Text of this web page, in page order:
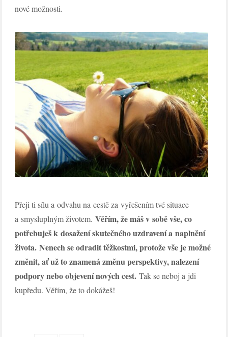
nové možnosti.
Přeji ti sílu a odvahu na cestě za vyřešením tvé situace
a smysluplným životem.Věřím, že máš v sobě vše, co
potřebuješ k dosažení skutečného uzdravení a naplnění
života. Nenech se odradit těžkostmi, protože vše je možné
změnit, ať už to znamená změnu perspektivy, nalezení
podpory nebo objevení nových cest. Tak se neboj a jdi
kupředu. Věřím, že to dokážeš!